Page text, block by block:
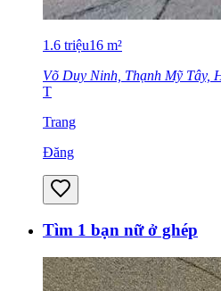
1.6 triệu16 m²
Võ Duy Ninh, Thạnh Mỹ Tây,
T
Trang
Đăng
Tìm 1 bạn nữ ở ghép